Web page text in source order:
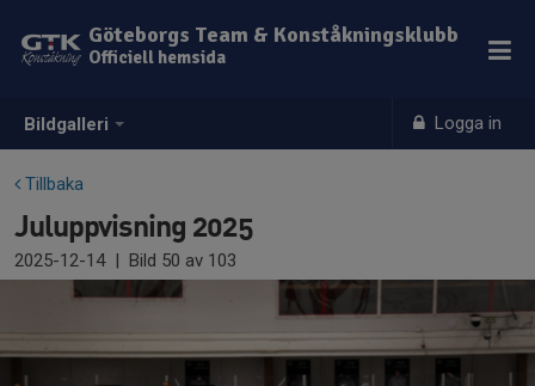
Bildgalleri Logga in
Göteborgs Team & Konståkningsklubb
Officiell hemsida
Tillbaka
Juluppvisning 2025
2025-12-14 | Bild 50 av 103